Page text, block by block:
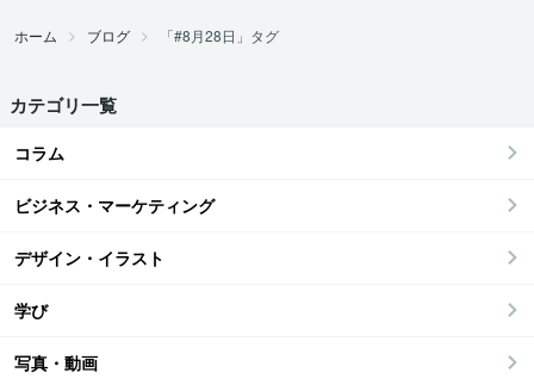
ホーム ブログ 「#8月28日」タグ
カテゴリ一覧
コラム
ビジネス・マーケティング
デザイン・イラスト
学び
写真・動画